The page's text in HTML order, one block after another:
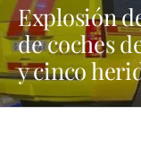
Explosión
de coches
y cinco